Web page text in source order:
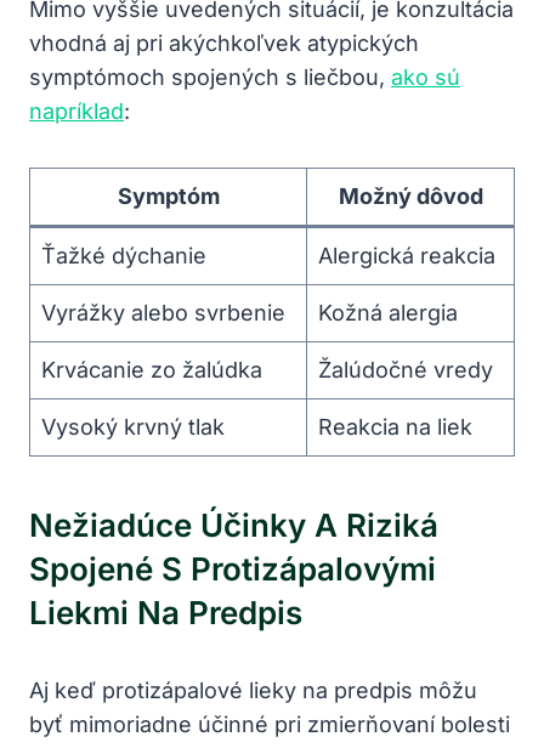
Mimo vyššie uvedených situácií, je konzultácia
vhodná aj pri akýchkoľvek atypických
symptómoch spojených s liečbou, ako sú
napríklad:
Symptóm Možný dôvod
Ťažké dýchanie Alergická reakcia
Vyrážky alebo svrbenie Kožná alergia
Krvácanie zo žalúdka Žalúdočné vredy
Vysoký krvný tlak Reakcia na liek
Nežiadúce Účinky A Riziká
Spojené S Protizápalovými
Liekmi Na Predpis
Aj keď protizápalové lieky na predpis môžu
byť mimoriadne účinné pri zmierňovaní bolesti